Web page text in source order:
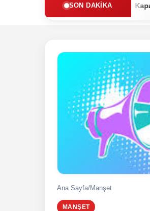
SON DAKIKA
Refah Partisi’nde Muratlı ve Kapaklı İlçe
Ana Sayfa/Manşet
MANŞET